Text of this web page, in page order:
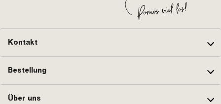
Kontakt
Bestellung
Über uns